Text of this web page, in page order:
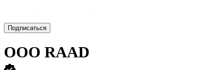
Подписаться
ООО RAAD